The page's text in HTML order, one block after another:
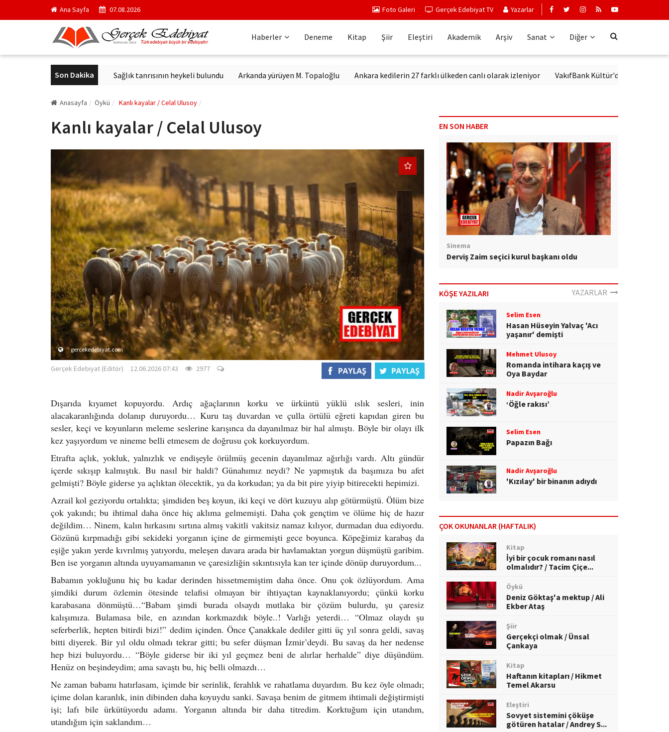
Ana Sayfa 07.08.2026 Foto Galeri Gerçek Edebiyat TV Yazarlar
Haberler Deneme Kitap Şiir Eleştiri Akademik Arşiv Sanat Diğer
Son Dakika
kurul başkanı oldu Sağlık tanrısının heykeli bulundu Arkanda yürüyen M. Topaloğlu Ankara kedilerin 27 farklı ülkeden canlı olarak izleniyor VakıfBank Kültür'de Modern Alman
Anasayfa Öykü Kanlı kayalar / Celal Ulusoy
Kanlı kayalar / Celal Ulusoy
gercekedebiyat.com
Gerçek Edebiyat (Editör) 12.06.2026 07:43 2977
Dışarıda kıyamet kopuyordu. Ardıç ağaçlarının korku ve ürküntü yüklü ıslık sesleri, inin
alacakaranlığında dolanıp duruyordu… Kuru taş duvardan ve çulla örtülü eğreti kapıdan giren bu
sesler, keçi ve koyunların meleme seslerine karışınca da dayanılmaz bir hal almıştı. Böyle bir olayı ilk
kez yaşıyordum ve nineme belli etmesem de doğrusu çok korkuyordum.
Etrafta açlık, yokluk, yalnızlık ve endişeyle örülmüş gecenin dayanılmaz ağırlığı vardı. Altı gündür
içerde sıkışıp kalmıştık. Bu nasıl bir haldi? Günahımız neydi? Ne yapmıştık da başımıza bu afet
gelmişti? Böyle giderse ya açlıktan ölecektik, ya da korkudan; ya da bit pire yiyip bitirecekti hepimizi.
Azrail kol geziyordu ortalıkta; şimdiden beş koyun, iki keçi ve dört kuzuyu alıp götürmüştü. Ölüm bize
çok yakındı; bu ihtimal daha önce hiç aklıma gelmemişti. Daha çok gençtim ve ölüme hiç de hazır
değildim… Ninem, kalın hırkasını sırtına almış vakitli vakitsiz namaz kılıyor, durmadan dua ediyordu.
Gözünü kırpmadığı gibi sekideki yorganın içine de girmemişti gece boyunca. Köpeğimiz karabaş da
eşiğe yakın yerde kıvrılmış yatıyordu, meleşen davara arada bir havlamaktan yorgun düşmüştü garibim.
Ben ise yorganın altında uyuyamamanın ve çaresizliğin sıkıntısıyla kan ter içinde dönüp duruyordum...
Babamın yokluğunu hiç bu kadar derinden hissetmemiştim daha önce. Onu çok özlüyordum. Ama
şimdiki durum özlemin ötesinde telafisi olmayan bir ihtiyaçtan kaynaklanıyordu; çünkü korku
karabasana dönmüştü…“Babam şimdi burada olsaydı mutlaka bir çözüm bulurdu, şu çaresiz
kalışımıza. Bulamasa bile, en azından korkmazdık böyle..! Varlığı yeterdi… “Olmaz olaydı şu
seferberlik, hepten bitirdi bizi!” dedim içinden. Önce Çanakkale dediler gitti üç yıl sonra geldi, savaş
bitti diyerek. Bir yıl oldu olmadı tekrar gitti; bu sefer düşman İzmir’deydi. Bu savaş da her nedense
hep bizi buluyordu… “Böyle giderse bir iki yıl geçmez beni de alırlar herhalde” diye düşündüm.
Henüz on beşindeydim; ama savaştı bu, hiç belli olmazdı…
Ne zaman babamı hatırlasam, içimde bir serinlik, ferahlık ve rahatlama duyardım. Bu kez öyle olmadı;
içime dolan karanlık, inin dibinden daha koyuydu sanki. Savaşa benim de gitmem ihtimali değiştirmişti
işi; lafı bile ürkütüyordu adamı. Yorganın altında bir daha titredim. Korktuğum için utandım,
utandığım için saklandım…
EN SON HABER
Sinema
Derviş Zaim seçici kurul başkanı oldu
KÖŞE YAZILARI YAZARLAR
Selim Esen
Hasan Hüseyin Yalvaç 'Acı
yaşanır' demişti
Mehmet Ulusoy
Romanda intihara kaçış ve
Oya Baydar
Nadir Avşaroğlu
‘Öğle rakısı’
Selim Esen
Papazın Bağı
Nadir Avşaroğlu
'Kızılay' bir binanın adıydı
ÇOK OKUNANLAR (HAFTALIK)
Kitap
İyi bir çocuk romanı nasıl
olmalıdır? / Tacim Çiçe...
Öykü
Deniz Göktaş'a mektup / Ali
Ekber Ataş
Şiir
Gerçekçi olmak / Ünsal
Çankaya
Kitap
Haftanın kitapları / Hikmet
Temel Akarsu
Eleştiri
Sovyet sistemini çöküşe
götüren hatalar / Andrey S...